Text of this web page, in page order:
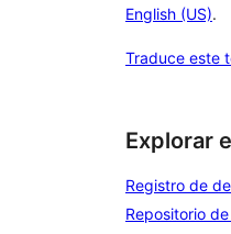
English (US).
Traduce este
Explorar
Registro de
Repositorio